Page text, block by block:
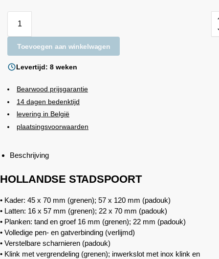
Toevoegen aan winkelwagen
Levertijd: 8 weken
Bearwood prijsgarantie
14 dagen bedenktijd
levering in België
plaatsingsvoorwaarden
Beschrijving
HOLLANDSE STADSPOORT
• Kader: 45 x 70 mm (grenen); 57 x 120 mm (padouk)
• Latten: 16 x 57 mm (grenen); 22 x 70 mm (padouk)
• Planken: tand en groef 16 mm (grenen); 22 mm (padouk)
• Volledige pen- en gatverbinding (verlijmd)
• Verstelbare scharnieren (padouk)
• Klink met vergrendeling (grenen); inwerkslot met inox klink en